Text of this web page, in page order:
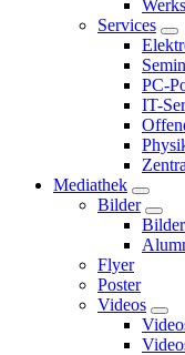
Services
PC-
IT-
Mediathek
Bilder
Flyer
Poster
Videos